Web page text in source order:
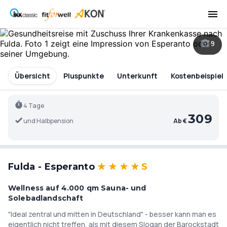
9
Übersicht Pluspunkte Unterkunft Kostenbeispiel
4 Tage
und Halbpension
Ab €309
Fulda - Esperanto★★ ★ ★ S
Wellness auf 4.000 qm Sauna- und
Solebadlandschaft
"Ideal zentral und mitten in Deutschland" - besser kann man es
eigentlich nicht treffen, als mit diesem Slogan der Barockstadt